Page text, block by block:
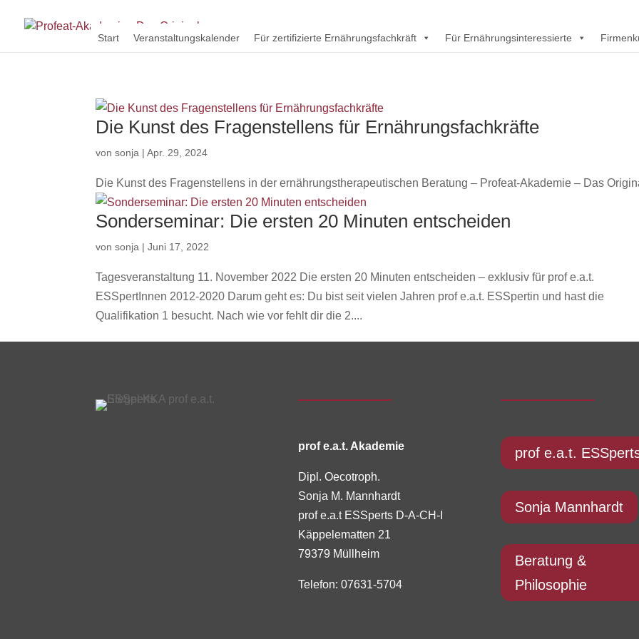
Start Veranstaltungskalender Für zertifizierte Ernährungsfachkräft Für Ernährungsinteressierte
Die Kunst des Fragenstellens für Ernährungsfachkräfte
vonsonja |Apr. 29, 2024
Die Kunst des Fragenstellens in der ernährungstherapeutischen Beratung – Profeat-Akademie – Das
Sonderseminar: Die ersten 20 Minuten entscheiden
vonsonja |Juni 17, 2022
Tagesveranstaltung 11. November 2022 Die ersten 20 Minuten entscheiden – exklusiv für prof e.a.t.
ESSpertInnen 2012-2020 Darum geht es: Du bist seit vielen Jahren prof e.a.t. ESSpertin und hast die
Qualifikation 1 besucht. Nach wie vor fehlt dir die 2....
prof e.a.t. Akademie
Dipl. Oecotroph.
Sonja M. Mannhardt
prof e.a.t ESSperts D-A-CH-I
Käppelematten 21
79379 Müllheim
Telefon: 07631-5704
prof e.a.t.
Sonja Mannhardt
Beratung &
Philosophie